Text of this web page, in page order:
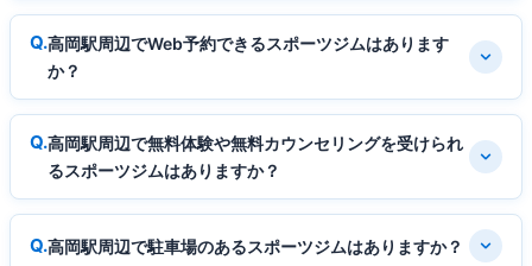
高岡駅周辺でWeb予約できるスポーツジムはあります
か？
高岡駅周辺で無料体験や無料カウンセリングを受けられ
るスポーツジムはありますか？
高岡駅周辺で駐車場のあるスポーツジムはありますか？